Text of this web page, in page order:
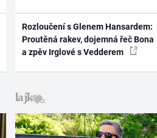
Rozloučení s Glenem Hansardem:
Proutěná rakev, dojemná řeč Bona
a zpěv Irglové s Vedderem